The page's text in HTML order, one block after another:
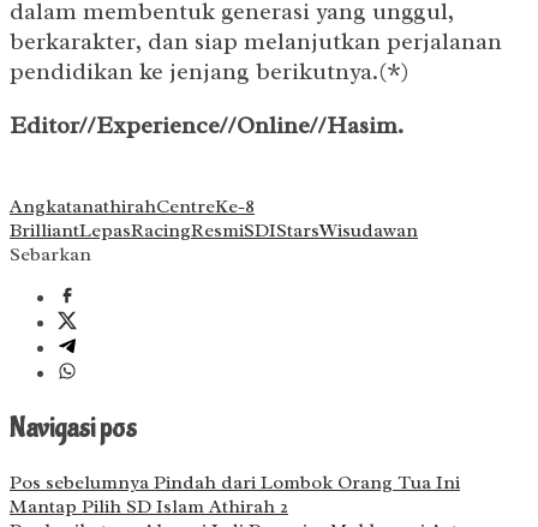
dalam membentuk generasi yang unggul,
berkarakter, dan siap melanjutkan perjalanan
pendidikan ke jenjang berikutnya.(*)
Editor//Experience//Online//Hasim.
AngkatanathirahCentreKe-8
BrilliantLepasRacingResmiSDIStarsWisudawan
Sebarkan
Navigasi pos
Pos sebelumnya Pindah dari Lombok Orang Tua Ini
Mantap Pilih SD Islam Athirah 2